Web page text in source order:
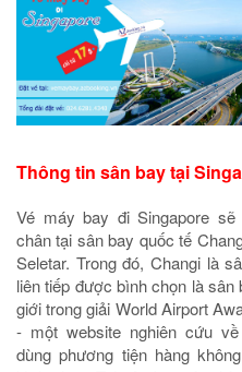
Thông tin sân bay tại
Vé máy bay đi Singapore
chân tại sân bay quốc tế
Seletar. Trong đó, Changi là
liên tiếp được bình chọn là sân
giới trong giải World Airport
- một website nghiên cứu
dùng phương tiện hàng